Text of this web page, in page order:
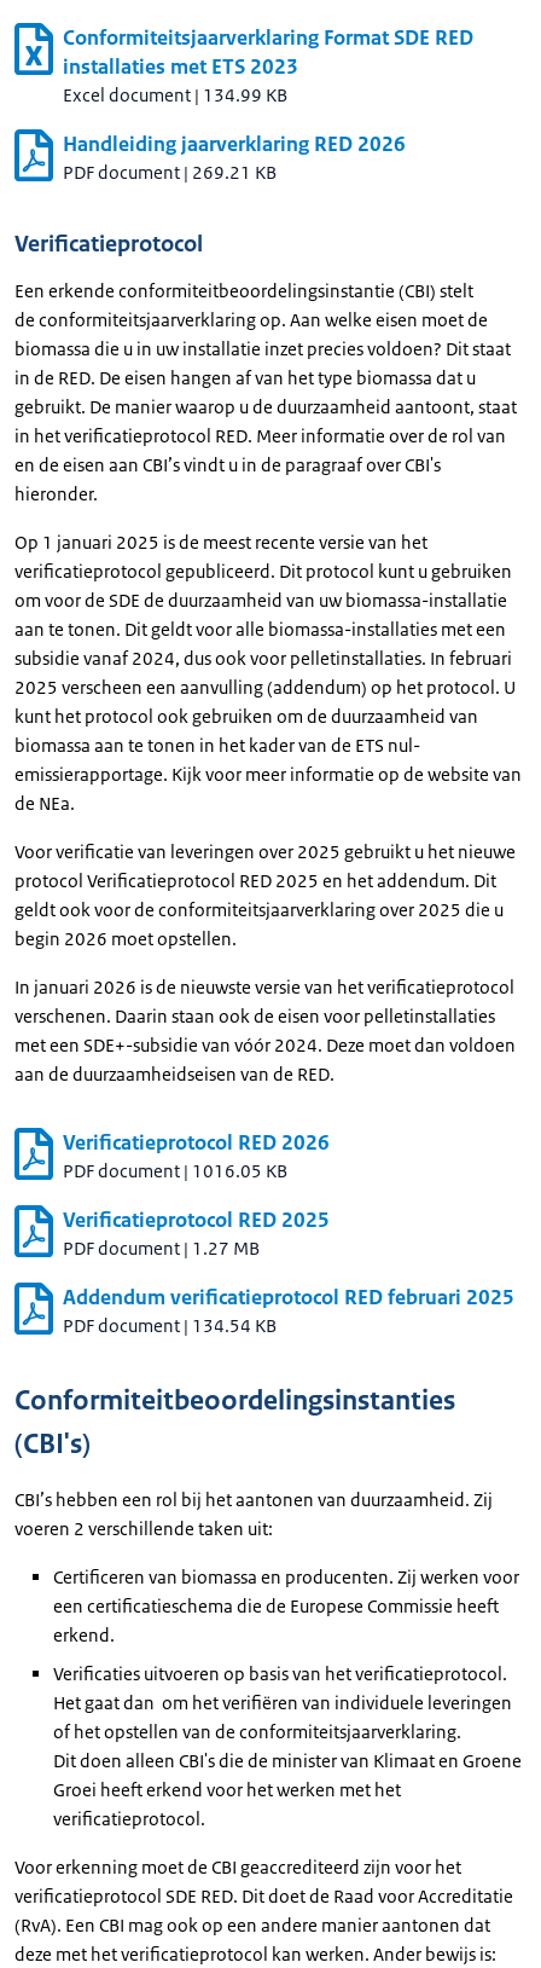
Conformiteitsjaarverklaring Format SDE RED
installaties met ETS 2023
Excel document | 134.99 KB
Handleiding jaarverklaring RED 2026
PDF document | 269.21 KB
Verificatieprotocol
Een erkende conformiteitbeoordelingsinstantie (CBI) stelt
de conformiteitsjaarverklaring op. Aan welke eisen moet de
biomassa die u in uw installatie inzet precies voldoen? Dit staat
in de RED. De eisen hangen af van het type biomassa dat u
gebruikt. De manier waarop u de duurzaamheid aantoont, staat
in het verificatieprotocol RED. Meer informatie over de rol van
en de eisen aan CBI’s vindt u in de paragraaf over CBI's
hieronder.
Op 1 januari 2025 is de meest recente versie van het
verificatieprotocol gepubliceerd. Dit protocol kunt u gebruiken
om voor de SDE de duurzaamheid van uw biomassa-installatie
aan te tonen. Dit geldt voor alle biomassa-installaties met een
subsidie vanaf 2024, dus ook voor pelletinstallaties. In februari
2025 verscheen een aanvulling (addendum) op het protocol. U
kunt het protocol ook gebruiken om de duurzaamheid van
biomassa aan te tonen in het kader van de ETS nul-
emissierapportage. Kijk voor meer informatie op de website van
de NEa.
Voor verificatie van leveringen over 2025 gebruikt u het nieuwe
protocol Verificatieprotocol RED 2025 en het addendum. Dit
geldt ook voor de conformiteitsjaarverklaring over 2025 die u
begin 2026 moet opstellen.
In januari 2026 is de nieuwste versie van het verificatieprotocol
verschenen. Daarin staan ook de eisen voor pelletinstallaties
met een SDE+-subsidie van vóór 2024. Deze moet dan voldoen
aan de duurzaamheidseisen van de RED.
Verificatieprotocol RED 2026
PDF document | 1016.05 KB
Verificatieprotocol RED 2025
PDF document | 1.27 MB
Addendum verificatieprotocol RED februari 2025
PDF document | 134.54 KB
Conformiteitbeoordelingsinstanties
(CBI's)
CBI’s hebben een rol bij het aantonen van duurzaamheid. Zij
voeren 2 verschillende taken uit:
Certificeren van biomassa en producenten. Zij werken voor
een certificatieschema die de Europese Commissie heeft
erkend.
Verificaties uitvoeren op basis van het verificatieprotocol.
Het gaat dan om het verifiëren van individuele leveringen
of het opstellen van de conformiteitsjaarverklaring.
Dit doen alleen CBI's die de minister van Klimaat en Groene
Groei heeft erkend voor het werken met het
verificatieprotocol.
Voor erkenning moet de CBI geaccrediteerd zijn voor het
verificatieprotocol SDE RED. Dit doet de Raad voor Accreditatie
(RvA). Een CBI mag ook op een andere manier aantonen dat
deze met het verificatieprotocol kan werken. Ander bewijs is: